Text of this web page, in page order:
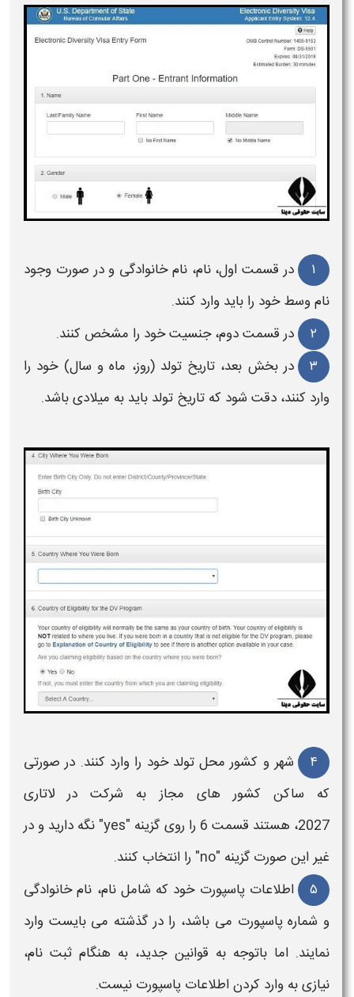
۱
در قسمت اول، نام، نام خانوادگی و در صورت وجود
نام وسط خود را باید وارد کنند.
۲
در قسمت دوم، جنسیت خود را مشخص کنند.
۳
در بخش بعد، تاریخ تولد (روز، ماه و سال) خود را
وارد کنند، دقت شود که تاریخ تولد باید به میلادی باشد.
۴
شهر و کشور محل تولد خود را وارد کنند. در صورتی
که ساکن کشور های مجاز به شرکت در لاتاری
2027،
هستند قسمت 6 را روی گزینه "yes" نگه دارید و در
غیر این صورت گزینه "no" را انتخاب کنند.
۵
اطلاعات پاسپورت خود که شامل نام، نام خانوادگی
و شماره پاسپورت می باشد، را در گذشته می بایست وارد
نمایند. اما باتوجه به قوانین جدید، به هنگام ثبت نام،
نیازی به وارد کردن اطلاعات پاسپورت نیست.